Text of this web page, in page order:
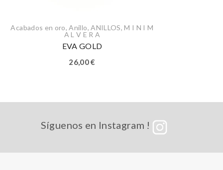
Acabados en oro,Anillo,ANILLOS,M I N I M
A L V E R A
EVA GOLD
26,00€
Síguenos en Instagram !